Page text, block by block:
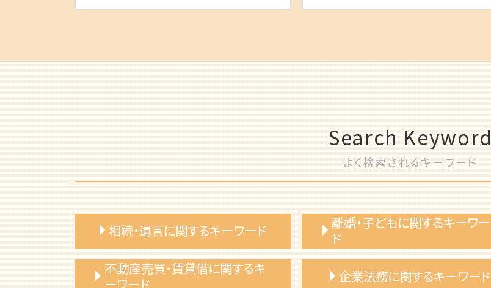
Search Keyword
よく検索されるキーワード
相続・遺言に関するキーワード
遺産相続 期限 範囲
相続放棄 手続き 費用
離婚・子どもに関するキーワー
ド
浮気相手 証拠
不動産売買・賃貸借に関するキ
ーワード
企業法務に関するキーワード